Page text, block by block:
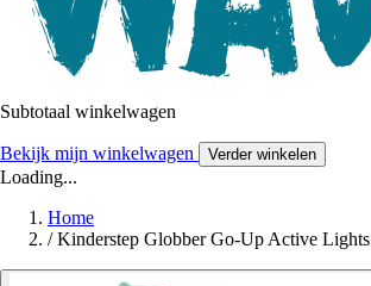
Subtotaal winkelwagen
Bekijk mijn winkelwagen Verder winkelen
Loading...
Home
/ Kinderstep Globber Go-Up Active Lights